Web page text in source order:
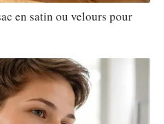
en satin ou velours pour